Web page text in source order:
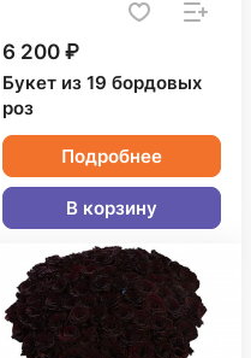
6 200 ₽
Букет из 19 бордовых
роз
Подробнее
В корзину